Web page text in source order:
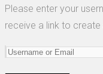
Please enter your
receive a link to